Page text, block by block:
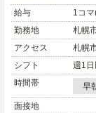
給与
1コ
勤務地
札幌
アクセス
札幌
シフト
週1
時間帯
早
面接地